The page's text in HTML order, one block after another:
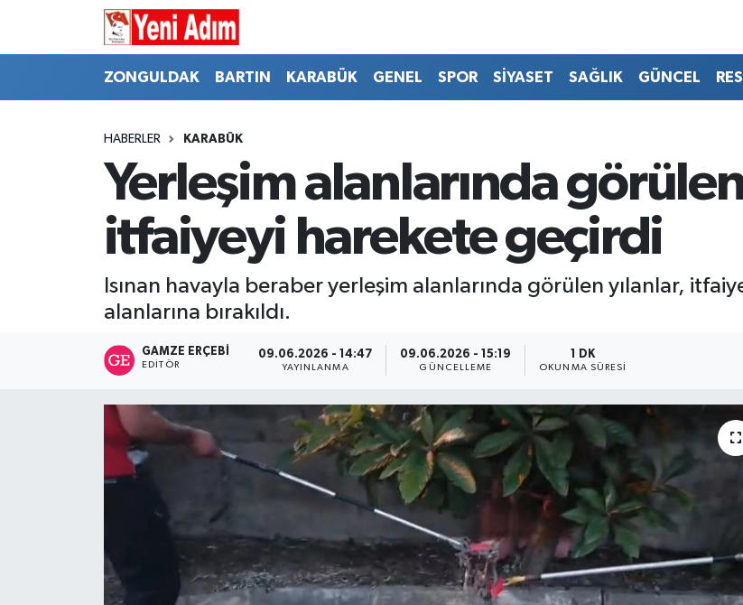
ZONGULDAK BARTIN KARABÜK GENEL SPOR SİYASET SAĞLIK GÜNCEL
HABERLER KARABÜK
Yerleşim alanlarında
itfaiyeyi harekete geçirdi
Isınan havayla beraber yerleşim alanlarında görülen yılanlar,
alanlarına bırakıldı.
GAMZE ERÇEBI
EDITÖR
09.06.2026 - 14:47
YAYINLANMA
09.06.2026 - 15:19
GÜNCELLEME
1 DK
OKUNMA SÜRESI
ZONGULDAK
ASAYİŞ
SİYASET
ZONGULDAK
KARABÜK
RESMİ İLAN
Zonguldak Hava Durumu
Süper Lig Puan Durumu ve Fikstür
Son Dakika Haberleri